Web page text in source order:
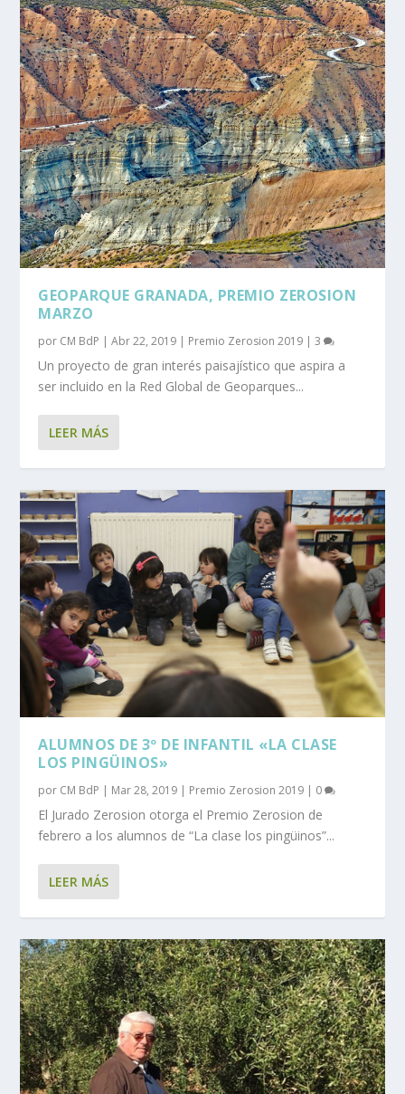
GEOPARQUE GRANADA, PREMIO ZEROSION
MARZO
por CM BdP |Abr 22, 2019 Premio Zerosion 2019 |3
Un proyecto de gran interés paisajístico que aspira a
ser incluido en la Red Global de Geoparques...
LEER MÁS
ALUMNOS DE 3º DE INFANTIL «LA CLASE
LOS PINGÜINOS»
por CM BdP | Mar 28, 2019 | Premio Zerosion 2019 | 0
El Jurado Zerosion otorga el Premio Zerosion de
febrero a los alumnos de “La clase los pingüinos”...
LEER MÁS